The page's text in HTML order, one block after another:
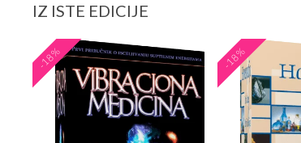
IZ ISTE EDICIJE
-18% -18%